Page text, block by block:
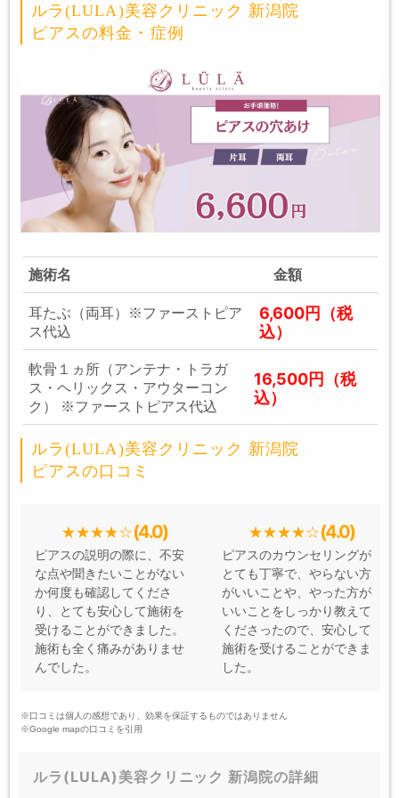
ルラ(LULA)美容クリニック 新潟院
ピアスの料金・症例
施術名 金額
耳たぶ（両耳）※ファーストピア
ス代込
6,600円（税
込）
軟骨１ヵ所（アンテナ・トラガ
ス・ヘリックス・アウターコン
ク） ※ファーストピアス代込
16,500円（税
込）
ルラ(LULA)美容クリニック 新潟院
ピアスの口コミ
(4.0)
ピアスの説明の際に、不安
な点や聞きたいことがない
か何度も確認してくださ
り、とても安心して施術を
受けることができました。
施術も全く痛みがありませ
んでした。
(4.0)
ピアスのカウンセリングが
とても丁寧で、やらない方
がいいことや、やった方が
いいことをしっかり教えて
くださったので、安心して
施術を受けることができま
した。
※口コミは個人の感想であり、効果を保証するものではありません
※Google mapの口コミを引用
ルラ(LULA)美容クリニック 新潟院の詳細